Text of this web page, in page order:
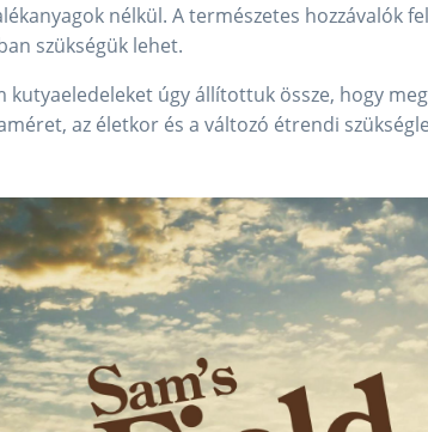
nélkül. A természetes hozzávalók
szükségük lehet.
kutyaeledeleket úgy állítottuk össze, hogy
az életkor és a változó étrendi